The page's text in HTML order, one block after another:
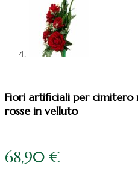
Fiori artificiali per cimitero
rosse in velluto
68,90 €